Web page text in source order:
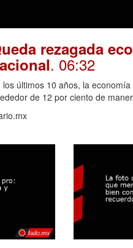
rezagada
. 06:32
los últimos 10 años, la
de 12 por ciento de